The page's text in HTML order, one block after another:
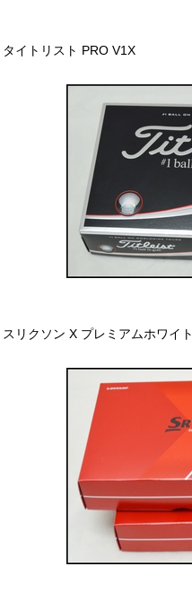
タイトリスト PRO V1X
スリクソン X プレミアムホワイト